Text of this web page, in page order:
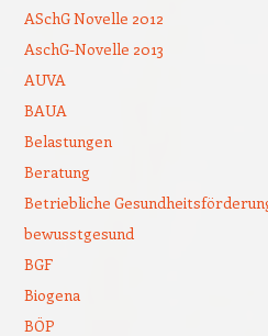
ASchG Novelle 2012
AschG-Novelle 2013
AUVA
BAUA
Belastungen
Beratung
Betriebliche
bewusstgesund
BGF
Biogena
BÖP